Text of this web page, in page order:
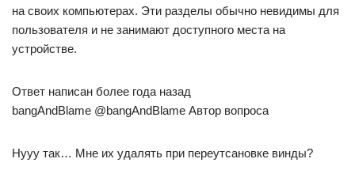
на своих компьютерах. Эти разделы обычно невидимы для
пользователя и не занимают доступного места на
устройстве.
Ответ написан более года назад
bangAndBlame @bangAndBlame Автор вопроса
Нууу так… Мне их удалять при переутсановке винды?